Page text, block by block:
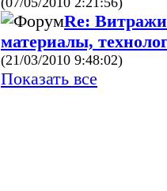
Re:
материалы,
(21/03/2010 9:48:02)
Показать все